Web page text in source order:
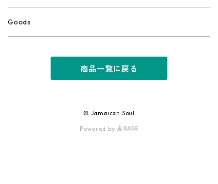
Ska
Goods
商品一覧に戻る
© Jamaican Soul
Powered by